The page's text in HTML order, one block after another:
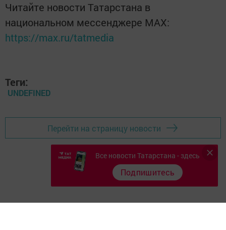
Читайте новости Татарстана в
национальном мессенджере MАХ:
https://max.ru/tatmedia
Теги:
UNDEFINED
Перейти на страницу новости
Все новости Татарстана - здесь
Подпишитесь